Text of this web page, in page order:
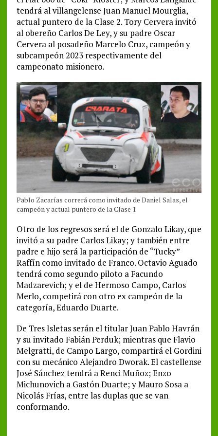
tendrá al villangelense Juan Manuel Mourglia,
actual puntero de la Clase 2. Tory Cervera invitó
al obereño Carlos De Ley, y su padre Oscar
Cervera al posadeño Marcelo Cruz, campeón y
subcampeón 2023 respectivamente del
campeonato misionero.
Pablo Zacarías correrá como invitado de Daniel Salas, el
campeón y actual puntero de la Clase 1
Otro de los regresos será el de Gonzalo Likay, que
invitó a su padre Carlos Likay; y también entre
padre e hijo será la participación de “Tucky”
Raffín como invitado de Franco. Octavio Aguado
tendrá como segundo piloto a Facundo
Madzarevich; y el de Hermoso Campo, Carlos
Merlo, competirá con otro ex campeón de la
categoría, Eduardo Duarte.
De Tres Isletas serán el titular Juan Pablo Havrán
y su invitado Fabián Perduk; mientras que Flavio
Melgratti, de Campo Largo, compartirá el Gordini
con su mecánico Alejandro Dworak. El castellense
José Sánchez tendrá a Renci Muñoz; Enzo
Michunovich a Gastón Duarte; y Mauro Sosa a
Nicolás Frías, entre las duplas que se van
conformando.